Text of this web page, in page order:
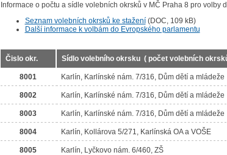
Informace o počtu a sídle volebních okrsků v MČ Praha 8 pro
Seznam volebních okrsků ke stažení(DOC, 109 kB)
Další informace k volbám do Evropského parlamentu
Čislo okr. Sídlo volebního okrsku ( počet volebních
8001 Karlín, Karlínské nám. 7/316, Dům dětí a
8002 Karlín, Karlínské nám. 7/316, Dům dětí a
8003 Karlín, Karlínské nám. 7/316, Dům dětí a
8004 Karlín, Kollárova 5/271, Karlínská OA a VOŠE
8005 Karlín, Lyčkovo nám. 6/460, ZŠ